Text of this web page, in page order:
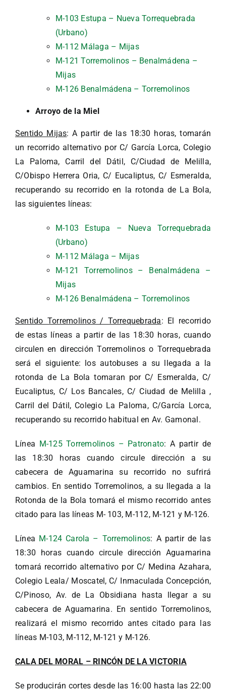
M-103 Estupa – Nueva Torrequebrada
(Urbano)
M-112 Málaga – Mijas
M-121 Torremolinos – Benalmádena –
Mijas
M-126 Benalmádena – Torremolinos
Arroyo de la Miel
Sentido Mijas: A partir de las 18:30 horas, tomarán
un recorrido alternativo por C/ García Lorca, Colegio
La Paloma, Carril del Dátil, C/Ciudad de Melilla,
C/Obispo Herrera Oria, C/ Eucaliptus, C/ Esmeralda,
recuperando su recorrido en la rotonda de La Bola,
las siguientes líneas:
M-103 Estupa – Nueva Torrequebrada
(Urbano)
M-112 Málaga – Mijas
M-121 Torremolinos – Benalmádena –
Mijas
M-126 Benalmádena – Torremolinos
Sentido Torremolinos / Torrequebrada: El recorrido
de estas líneas a partir de las 18:30 horas, cuando
circulen en dirección Torremolinos o Torrequebrada
será el siguiente: los autobuses a su llegada a la
rotonda de La Bola tomaran por C/ Esmeralda, C/
Eucaliptus, C/ Los Bancales, C/ Ciudad de Melilla ,
Carril del Dátil, Colegio La Paloma, C/García Lorca,
recuperando su recorrido habitual en Av. Gamonal.
Línea M-125 Torremolinos – Patronato: A partir de
las 18:30 horas cuando circule dirección a su
cabecera de Aguamarina su recorrido no sufrirá
cambios. En sentido Torremolinos, a su llegada a la
Rotonda de la Bola tomará el mismo recorrido antes
citado para las líneas M- 103, M-112, M-121 y M-126.
Línea M-124 Carola – Torremolinos: A partir de las
18:30 horas cuando circule dirección Aguamarina
tomará recorrido alternativo por C/ Medina Azahara,
Colegio Leala/ Moscatel, C/ Inmaculada Concepción,
C/Pinoso, Av. de La Obsidiana hasta llegar a su
cabecera de Aguamarina. En sentido Torremolinos,
realizará el mismo recorrido antes citado para las
líneas M-103, M-112, M-121 y M-126.
CALA DEL MORAL – RINCÓN DE LA VICTORIA
Se producirán cortes desde las 16:00 hasta las 22:00